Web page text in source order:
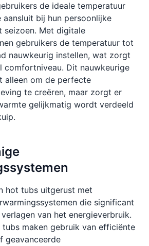
de ideale temperatuur
aansluit bij hun persoonlijke
seizoen. Met digitale
gebruikers de temperatuur tot
nauwkeurig instellen, wat zorgt
comfortniveau. Dit nauwkeurige
alleen om de perfecte
te creëren, maar zorgt er
gelijkmatig wordt verdeeld
hot tubs uitgerust met
die significant
van het energieverbruik.
tubs maken gebruik van efficiënte
geavanceerde